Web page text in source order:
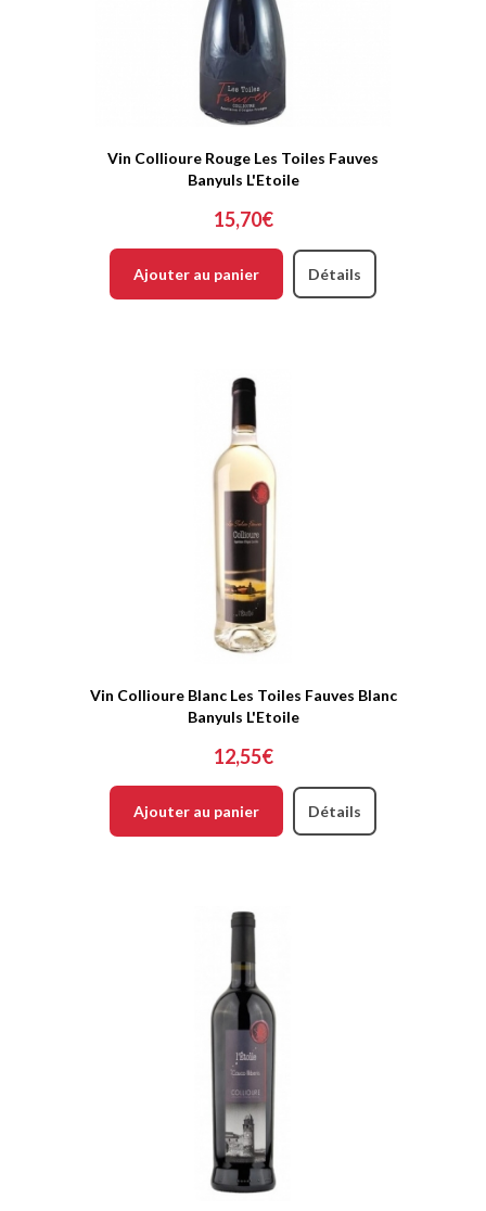
Vin Collioure Rouge Les Toiles Fauves
Banyuls L'Etoile
15,70€
Ajouter au panier Détails
Vin Collioure Blanc Les Toiles Fauves Blanc
Banyuls L'Etoile
12,55€
Ajouter au panier Détails